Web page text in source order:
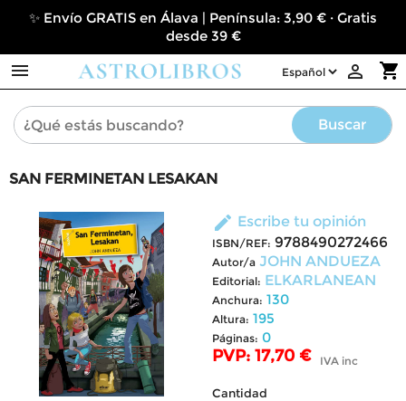
✨ Envío GRATIS en Álava | Península: 3,90 € · Gratis
desde 39 €
 shopping_cart

Buscar
SAN FERMINETAN LESAKAN
edit Escribe tu opinión
ISBN/REF: 9788490272466
Autor/a JOHN ANDUEZA
Editorial: ELKARLANEAN
Anchura: 130
Altura: 195
Páginas: 0
PVP: 17,70 € IVA inc
Cantidad